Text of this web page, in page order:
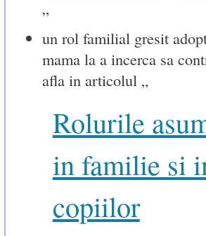
”
un rol familial gresit
mama la a incerca sa
afla in articolul „
Rolurile
in familie si
copiilor